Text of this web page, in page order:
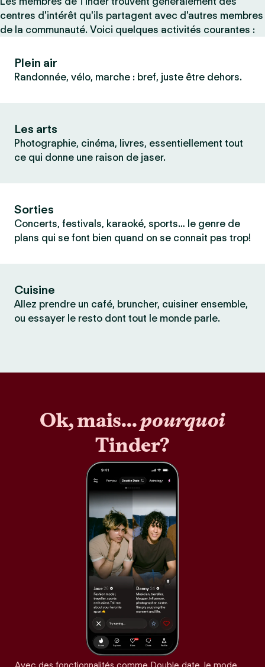
centres d'intérêt qu'ils partagent avec d'autres membres
de la communauté. Voici quelques activités courantes :
Plein air
Randonnée, vélo, marche : bref, juste être dehors.
Les arts
Photographie, cinéma, livres, essentiellement tout
ce qui donne une raison de jaser.
Sorties
Concerts, festivals, karaoké, sports… le genre de
plans qui se font bien quand on se connait pas trop!
Cuisine
Allez prendre un café, bruncher, cuisiner ensemble,
ou essayer le resto dont tout le monde parle.
Ok, mais...pourquoi
Tinder?